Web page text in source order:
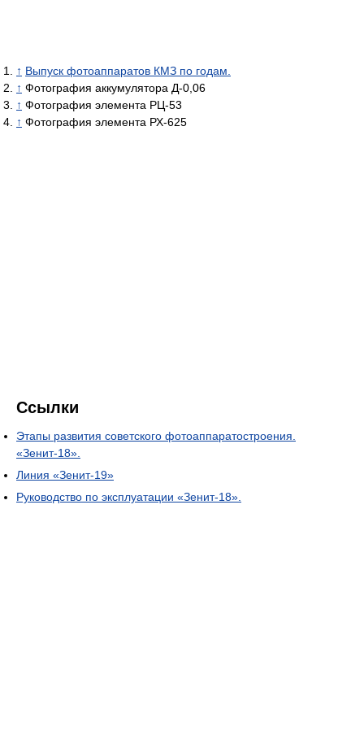
↑ Выпуск фотоаппаратов КМЗ по годам.
↑ Фотография аккумулятора Д-0,06
↑ Фотография элемента РЦ-53
↑ Фотография элемента РХ-625
Ссылки
Этапы развития советского фотоаппаратостроения.
«Зенит-18».
Линия «Зенит-19»
Руководство по эксплуатации «Зенит-18».